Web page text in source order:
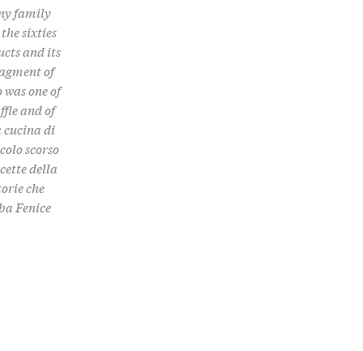
family
sixties
and its
of
one of
and of
cucina di
scorso
della
che
Fenice